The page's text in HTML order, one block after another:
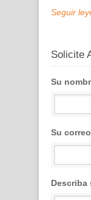
Seguir
Solicite
Su
Su
Describa